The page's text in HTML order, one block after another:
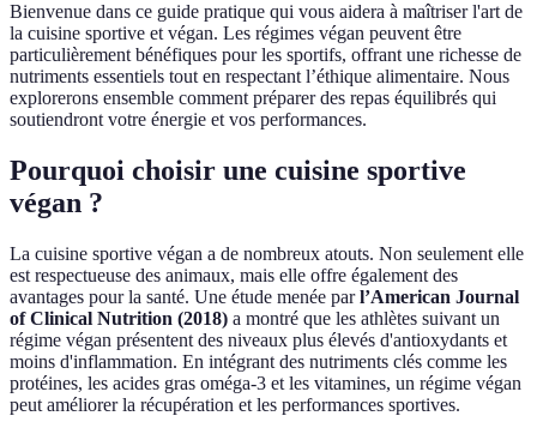
Bienvenue dans ce guide pratique qui vous aidera à maîtriser l'art de
la cuisine sportive et végan. Les régimes végan peuvent être
particulièrement bénéfiques pour les sportifs, offrant une richesse de
nutriments essentiels tout en respectant l’éthique alimentaire. Nous
explorerons ensemble comment préparer des repas équilibrés qui
soutiendront votre énergie et vos performances.
Pourquoi choisir une cuisine sportive
végan ?
La cuisine sportive végan a de nombreux atouts. Non seulement elle
est respectueuse des animaux, mais elle offre également des
avantages pour la santé. Une étude menée parl’American Journal
of Clinical Nutrition (2018) a montré que les athlètes suivant un
régime végan présentent des niveaux plus élevés d'antioxydants et
moins d'inflammation. En intégrant des nutriments clés comme les
protéines, les acides gras oméga-3 et les vitamines, un régime végan
peut améliorer la récupération et les performances sportives.